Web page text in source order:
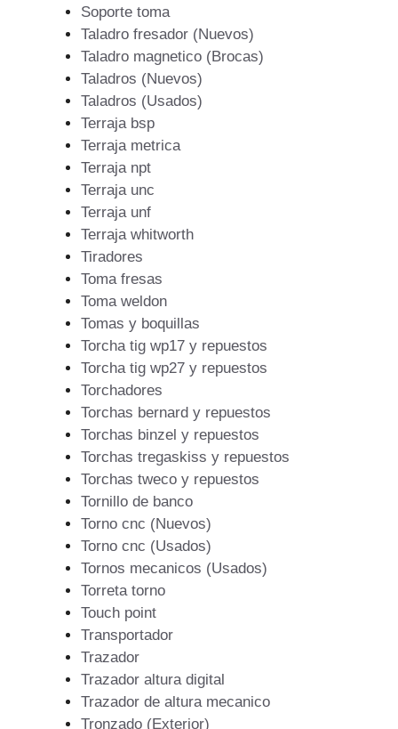
Soporte toma
Taladro fresador (Nuevos)
Taladro magnetico (Brocas)
Taladros (Nuevos)
Taladros (Usados)
Terraja bsp
Terraja metrica
Terraja npt
Terraja unc
Terraja unf
Terraja whitworth
Tiradores
Toma fresas
Toma weldon
Tomas y boquillas
Torcha tig wp17 y repuestos
Torcha tig wp27 y repuestos
Torchadores
Torchas bernard y repuestos
Torchas binzel y repuestos
Torchas tregaskiss y repuestos
Torchas tweco y repuestos
Tornillo de banco
Torno cnc (Nuevos)
Torno cnc (Usados)
Tornos mecanicos (Usados)
Torreta torno
Touch point
Transportador
Trazador
Trazador altura digital
Trazador de altura mecanico
Tronzado (Exterior)